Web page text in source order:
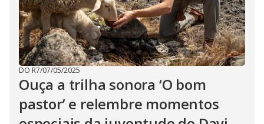
DO R7/07/05/2025
Ouça a trilha sonora ‘O bom
pastor’ e relembre momentos